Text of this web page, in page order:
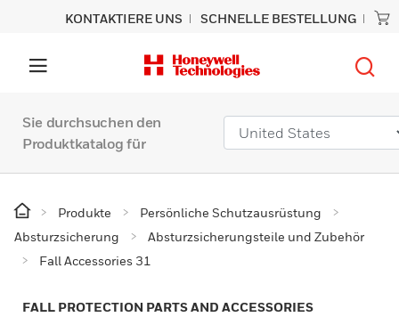
KONTAKTIERE UNS SCHNELLE BESTELLUNG
Sie durchsuchen den
Produktkatalog für
Produkte
Persönliche Schutzausrüstung
Absturzsicherung
Absturzsicherungsteile und Zubehör
Fall Accessories 31
FALL PROTECTION PARTS AND ACCESSORIES